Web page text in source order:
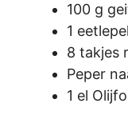
100 g
1
8 takjes
Peper
1 el